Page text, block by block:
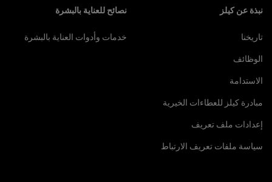
نبذة عن كيلز
تاريخنا
الوظائف
الاستدامة
مبادرة كيلز للعطاءات الخيرية
إعدادات ملف تعريف
سياسة ملفات تعريف الارتباط
نصائح للعناية بالبشرة
خدمات وأدوات العناية بالبشرة